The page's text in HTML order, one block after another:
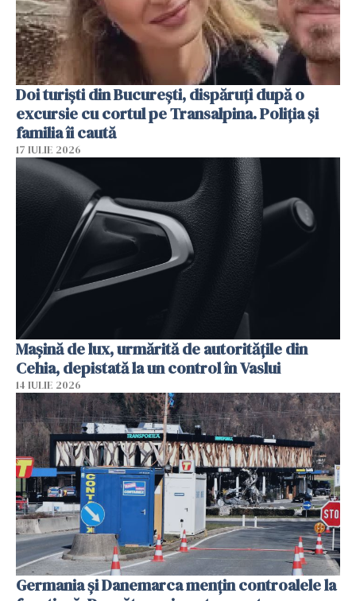
Doi turiști din București, dispăruți după o
excursie cu cortul pe Transalpina. Poliția și
familia îi caută
17 IULIE 2026
Mașină de lux, urmărită de autoritățile din
Cehia, depistată la un control în Vaslui
14 IULIE 2026
Germania și Danemarca mențin controalele la